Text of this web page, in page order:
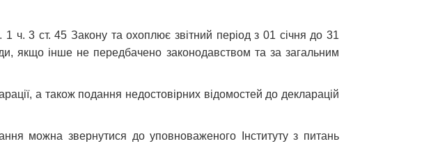
ч. 3 ст. 45 Закону та охоплює звітний період з 01 січня до 31
якщо інше не передбачено законодавством та за загальним
а також подання недостовірних відомостей до декларацій
можна звернутися до уповноваженого Інституту з питань